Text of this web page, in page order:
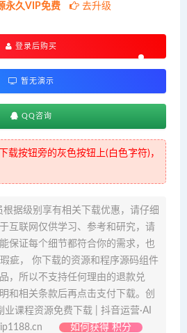
永久VIP免费 去升级
登录后购买
暂无演示
QQ咨询
载按钮旁的灰色按钮上(白色字符)，
据级别享有相关下载优惠，请仔细
互联网仅供学习、参考和研究，请
保证每个细节都符合你的需求，也
疵， 你下载的资源和程序源码组件
，所以不支持任何理由的退款兑
和相关条款后再点击支付下载。创
课程资源免费下载 | 抖音运营·AI
如何获得 积分